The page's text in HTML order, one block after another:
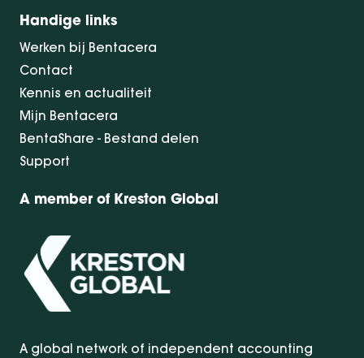
Handige links
Werken bij Bentacera
Contact
Kennis en actualiteit
Mijn Bentacera
BentaShare - Bestand delen
Support
A member of Kreston Global
A global network of independent accounting